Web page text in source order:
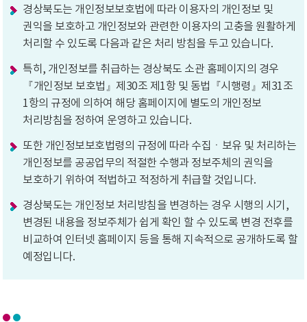
경상북도는 개인정보보호법에 따라 이용자의 개인정보 및
권익을 보호하고 개인정보와 관련한 이용자의 고충을 원활하게
처리할 수 있도록 다음과 같은 처리 방침을 두고 있습니다.
특히, 개인정보를 취급하는 경상북도 소관 홈페이지의 경우
『개인정보 보호법』제30조 제1항 및 동법『시행령』제31조
1항의 규정에 의하여 해당 홈페이지에 별도의 개인정보
처리방침을 정하여 운영하고 있습니다.
또한 개인정보보호법령의 규정에 따라 수집ㆍ보유 및 처리하는
개인정보를 공공업무의 적절한 수행과 정보주체의 권익을
보호하기 위하여 적법하고 적정하게 취급할 것입니다.
경상북도는 개인정보 처리방침을 변경하는 경우 시행의 시기,
변경된 내용을 정보주체가 쉽게 확인 할 수 있도록 변경 전후를
비교하여 인터넷 홈페이지 등을 통해 지속적으로 공개하도록 할
예정입니다.